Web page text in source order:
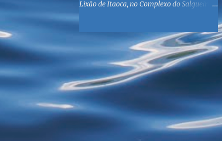
Lixão de Itaoca, no Complexo do Salgueiro,
catadores locais, como comida e material
higiênico, além de atendimento médico. O
Fórum Local espera contar com a
participação de ONGs locais e da população
do município. Aos interessados em
participar, basta se dirigir à Rua Dr.
Feliciano Sodré 82, Sala 104 – Centro, no
horário 9h às 17h, de segunda a sexta. Mais
informações também podem ser obtidas